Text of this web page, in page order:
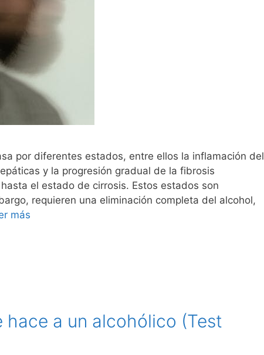
por diferentes estados, entre ellos la inflamación del
y la progresión gradual de la fibrosis
el estado de cirrosis. Estos estados son
requieren una eliminación completa del alcohol,
más
hace a un alcohólico (Test